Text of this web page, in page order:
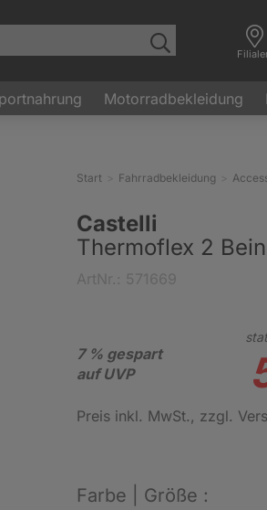
Motorradbekleidung
Start Fahrradbekleidung
Castelli
Thermoflex 2
7 % gespart
auf UVP
Preis inkl. MwSt., zzgl.
Farbe | Größe :